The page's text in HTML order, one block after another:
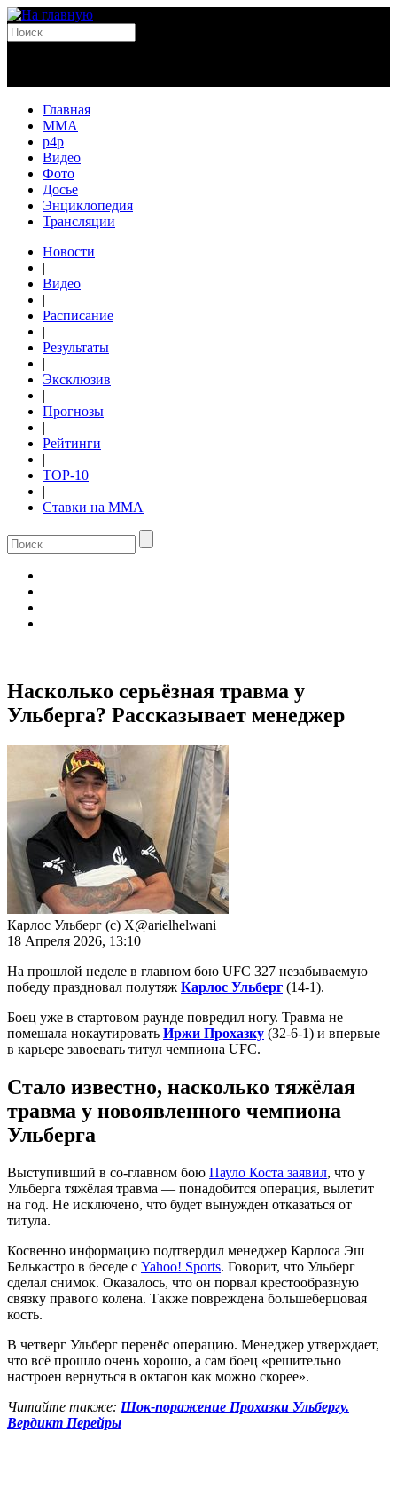
Главная
MMA
p4p
Видео
Фото
Досье
Энциклопедия
Трансляции
Новости
|
Видео
|
Расписание
|
Результаты
|
Эксклюзив
|
Прогнозы
|
Рейтинги
|
TOP-10
|
Ставки на ММА
Насколько серьёзная травма у
Ульберга? Рассказывает менеджер
Карлос Ульберг (с) Х@arielhelwani
18 Апреля 2026, 13:10
На прошлой неделе в главном бою UFC 327 незабываемую
победу праздновал полутяж Карлос Ульберг (14-1).
Боец уже в стартовом раунде повредил ногу. Травма не
помешала нокаутировать Иржи Прохазку (32-6-1) и впервые
в карьере завоевать титул чемпиона UFC.
Стало известно, насколько тяжёлая
травма у новоявленного чемпиона
Ульберга
Выступивший в со-главном бою Пауло Коста заявил, что у
Ульберга тяжёлая травма — понадобится операция, вылетит
на год. Не исключено, что будет вынужден отказаться от
титула.
Косвенно информацию подтвердил менеджер Карлоса Эш
Белькастро в беседе с Yahoo! Sports. Говорит, что Ульберг
сделал снимок. Оказалось, что он порвал крестообразную
связку правого колена. Также повреждена большеберцовая
кость.
В четверг Ульберг перенёс операцию. Менеджер утверждает,
что всё прошло очень хорошо, а сам боец «решительно
настроен вернуться в октагон как можно скорее».
Читайте также: Шок-поражение Прохазки Ульбергу.
Вердикт Перейры